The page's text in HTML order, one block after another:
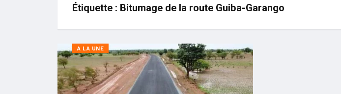
Étiquette : Bitumage de la route Guiba-Garango
A LA UNE